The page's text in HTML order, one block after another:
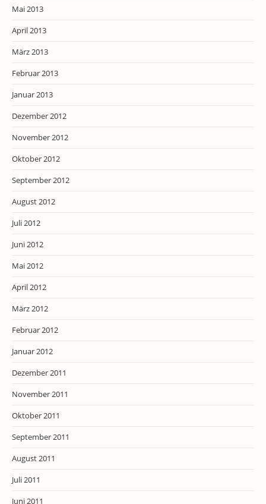
Mai 2013
April 2013
März 2013
Februar 2013
Januar 2013
Dezember 2012
November 2012
Oktober 2012
September 2012
August 2012
Juli 2012
Juni 2012
Mai 2012
April 2012
März 2012
Februar 2012
Januar 2012
Dezember 2011
November 2011
Oktober 2011
September 2011
August 2011
Juli 2011
Juni 2011